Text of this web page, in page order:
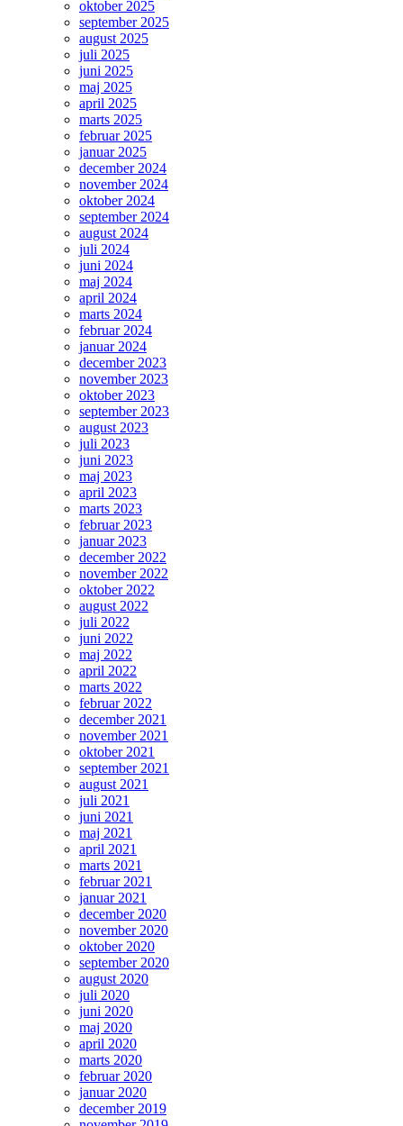
oktober 2025
september 2025
august 2025
juli 2025
juni 2025
maj 2025
april 2025
marts 2025
februar 2025
januar 2025
december 2024
november 2024
oktober 2024
september 2024
august 2024
juli 2024
juni 2024
maj 2024
april 2024
marts 2024
februar 2024
januar 2024
december 2023
november 2023
oktober 2023
september 2023
august 2023
juli 2023
juni 2023
maj 2023
april 2023
marts 2023
februar 2023
januar 2023
december 2022
november 2022
oktober 2022
august 2022
juli 2022
juni 2022
maj 2022
april 2022
marts 2022
februar 2022
december 2021
november 2021
oktober 2021
september 2021
august 2021
juli 2021
juni 2021
maj 2021
april 2021
marts 2021
februar 2021
januar 2021
december 2020
november 2020
oktober 2020
september 2020
august 2020
juli 2020
juni 2020
maj 2020
april 2020
marts 2020
februar 2020
januar 2020
december 2019